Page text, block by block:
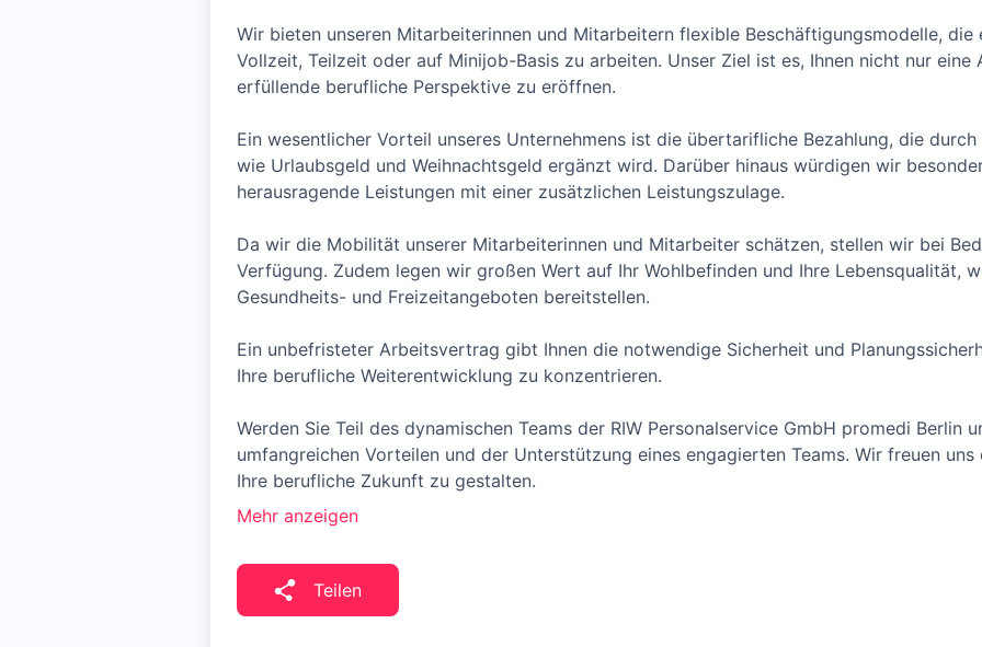
Wir bieten unseren Mitarbeiterinnen und Mitarbeitern flexible Beschäftigungsmodelle, die
Vollzeit, Teilzeit oder auf Minijob-Basis zu arbeiten. Unser Ziel ist es, Ihnen nicht nur eine
erfüllende berufliche Perspektive zu eröffnen.
Ein wesentlicher Vorteil unseres Unternehmens ist die übertarifliche Bezahlung, die
wie Urlaubsgeld und Weihnachtsgeld ergänzt wird. Darüber hinaus würdigen wir
herausragende Leistungen mit einer zusätzlichen Leistungszulage.
Da wir die Mobilität unserer Mitarbeiterinnen und Mitarbeiter schätzen, stellen wir bei
Verfügung. Zudem legen wir großen Wert auf Ihr Wohlbefinden und Ihre Lebensqualität,
Gesundheits- und Freizeitangeboten bereitstellen.
Ein unbefristeter Arbeitsvertrag gibt Ihnen die notwendige Sicherheit und
Ihre berufliche Weiterentwicklung zu konzentrieren.
Werden Sie Teil des dynamischen Teams der RIW Personalservice GmbH promedi Berlin
umfangreichen Vorteilen und der Unterstützung eines engagierten Teams. Wir freuen uns
Ihre berufliche Zukunft zu gestalten.
Mehr anzeigen
Teilen